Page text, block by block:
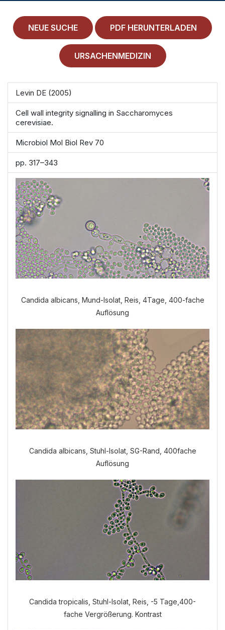
EINLOGGEN
ALLGEMEINE GESCHÄFTSBEDINGUNGEN
NORMAMED SERVICE
Ärztehaus Mitte,In den Ministergärten 1,
10117 Berlin
49 30 212 34 36 300
service@normamed.com
NEUE SUCHE PDF HERUNTERLADEN
URSACHENMEDIZIN
Levin DE (2005)
Cell wall integrity signalling in Saccharomyces
cerevisiae.
Microbiol Mol Biol Rev 70
pp. 317–343
Candida albicans, Mund-Isolat, Reis, 4Tage, 400-fache
Auflösung
Candida albicans, Stuhl-Isolat, SG-Rand, 400fache
Auflösung
Candida tropicalis, Stuhl-Isolat, Reis, -5 Tage,400-
fache Vergrößerung. Kontrast
Welche Anamnese möchten Sie
durchführen?
VERDAUUNGSANAMNESE
NORMALE ANAMNESE